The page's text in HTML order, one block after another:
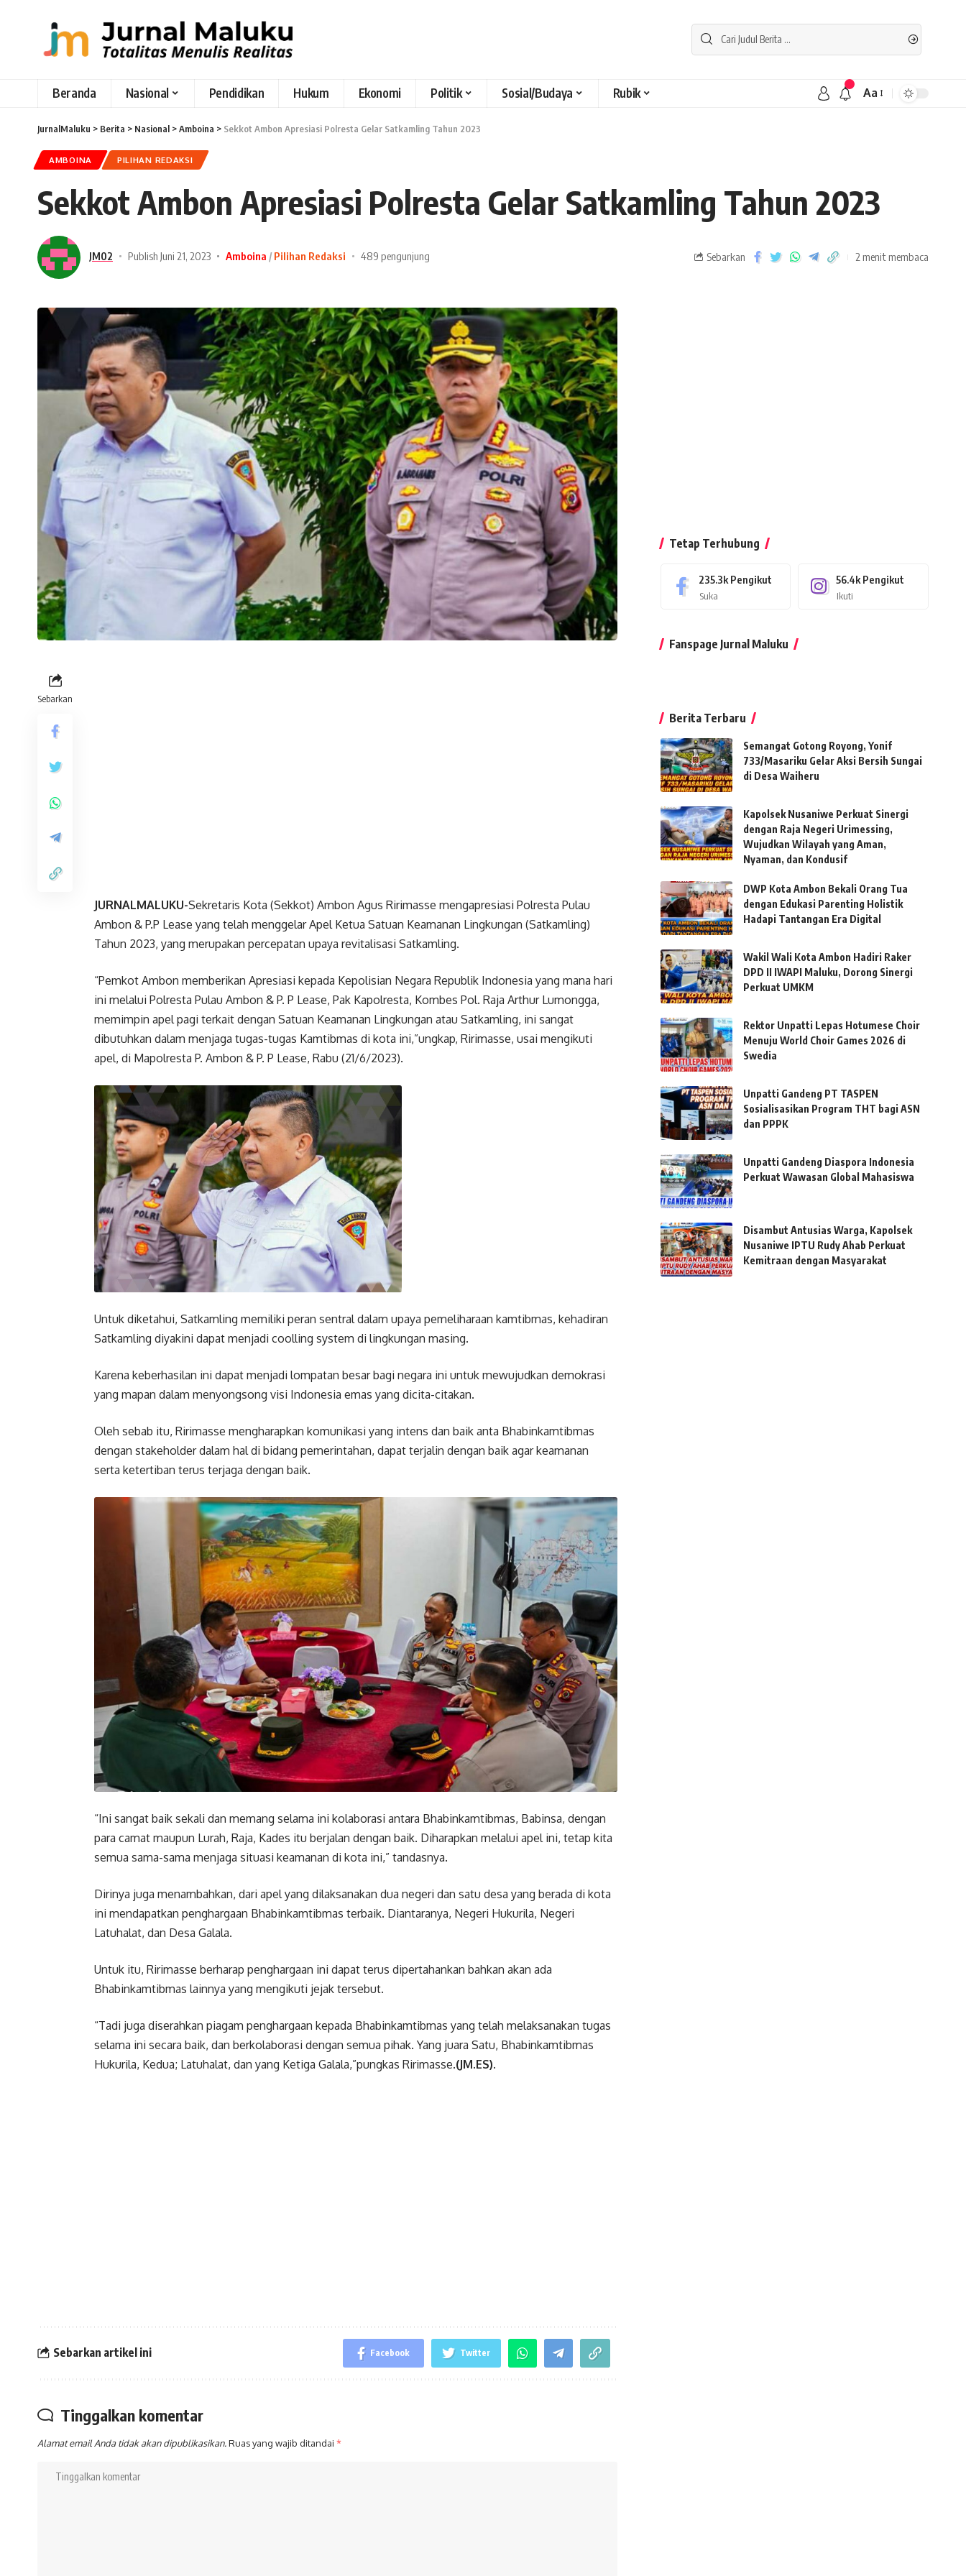
Beranda Nasional Pendidikan Hukum Ekonomi Politik Sosial/Budaya Rubik Aa
JurnalMaluku > Berita > Nasional >Amboina > Sekkot Ambon Apresiasi Polresta Gelar Satkamling Tahun 2023
AMBOINA PILIHAN REDAKSI
Sekkot Ambon Apresiasi Polresta Gelar Satkamling Tahun 2023
JM02 Publish Juni 21, 2023 Amboina Pilihan Redaksi 489 pengunjung Sebarkan 2 menit membaca
Sebarkan
JURNALMALUKU-Sekretaris Kota (Sekkot) Ambon Agus Ririmasse mengapresiasi Polresta Pulau
Ambon & P.P Lease yang telah menggelar Apel Ketua Satuan Keamanan Lingkungan (Satkamling)
Tahun 2023, yang merupakan percepatan upaya revitalisasi Satkamling.
“Pemkot Ambon memberikan Apresiasi kepada Kepolisian Negara Republik Indonesia yang mana hari
ini melalui Polresta Pulau Ambon & P. P Lease, Pak Kapolresta, Kombes Pol. Raja Arthur Lumongga,
memimpin apel pagi terkait dengan Satuan Keamanan Lingkungan atau Satkamling, ini sangat
dibutuhkan dalam menjaga tugas-tugas Kamtibmas di kota ini,”ungkap, Ririmasse, usai mengikuti
apel, di Mapolresta P. Ambon & P. P Lease, Rabu (21/6/2023).
Untuk diketahui, Satkamling memiliki peran sentral dalam upaya pemeliharaan kamtibmas, kehadiran
Satkamling diyakini dapat menjadi coolling system di lingkungan masing.
Karena keberhasilan ini dapat menjadi lompatan besar bagi negara ini untuk mewujudkan demokrasi
yang mapan dalam menyongsong visi Indonesia emas yang dicita-citakan.
Oleh sebab itu, Ririmasse mengharapkan komunikasi yang intens dan baik anta Bhabinkamtibmas
dengan stakeholder dalam hal di bidang pemerintahan, dapat terjalin dengan baik agar keamanan
serta ketertiban terus terjaga dengan baik.
“Ini sangat baik sekali dan memang selama ini kolaborasi antara Bhabinkamtibmas, Babinsa, dengan
para camat maupun Lurah, Raja, Kades itu berjalan dengan baik. Diharapkan melalui apel ini, tetap kita
semua sama-sama menjaga situasi keamanan di kota ini,” tandasnya.
Dirinya juga menambahkan, dari apel yang dilaksanakan dua negeri dan satu desa yang berada di kota
ini mendapatkan penghargaan Bhabinkamtibmas terbaik. Diantaranya, Negeri Hukurila, Negeri
Latuhalat, dan Desa Galala.
Untuk itu, Ririmasse berharap penghargaan ini dapat terus dipertahankan bahkan akan ada
Bhabinkamtibmas lainnya yang mengikuti jejak tersebut.
“Tadi juga diserahkan piagam penghargaan kepada Bhabinkamtibmas yang telah melaksanakan tugas
selama ini secara baik, dan berkolaborasi dengan semua pihak. Yang juara Satu, Bhabinkamtibmas
Hukurila, Kedua; Latuhalat, dan yang Ketiga Galala,”pungkas Ririmasse.(JM.ES).
Sebarkan artikel ini Facebook Twitter
Tinggalkan komentar
Alamat email Anda tidak akan dipublikasikan.Ruas yang wajib ditandai *
Tetap Terhubung
235.3k Pengikut
Suka
56.4k Pengikut
Ikuti
Fanspage Jurnal Maluku
Berita Terbaru
Semangat Gotong Royong, Yonif
733/Masariku Gelar Aksi Bersih Sungai
di Desa Waiheru
Kapolsek Nusaniwe Perkuat Sinergi
dengan Raja Negeri Urimessing,
Wujudkan Wilayah yang Aman,
Nyaman, dan Kondusif
DWP Kota Ambon Bekali Orang Tua
dengan Edukasi Parenting Holistik
Hadapi Tantangan Era Digital
Wakil Wali Kota Ambon Hadiri Raker
DPD II IWAPI Maluku, Dorong Sinergi
Perkuat UMKM
Rektor Unpatti Lepas Hotumese Choir
Menuju World Choir Games 2026 di
Swedia
Unpatti Gandeng PT TASPEN
Sosialisasikan Program THT bagi ASN
dan PPPK
Unpatti Gandeng Diaspora Indonesia
Perkuat Wawasan Global Mahasiswa
Disambut Antusias Warga, Kapolsek
Nusaniwe IPTU Rudy Ahab Perkuat
Kemitraan dengan Masyarakat